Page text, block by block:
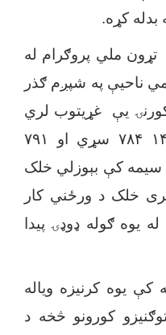
کړه.
ملي پروګرام له
ناحیې په شپږم ګذر
شوې ده او ۲۲۶ کورنۍ یې غړیتوب لري
چې د وګړو شمېر یې ۱۴۳۹ ۷۸۴ سړي او ۷۹۱
کې بېوزلي خلک
خلک د ورځني کار
یوه ګوله ډوډۍ پیدا
یوه کرنیزه ویاله
کورونو څخه د